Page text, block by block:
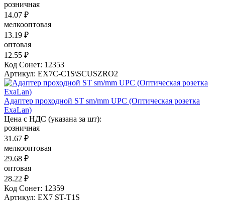
розничная
14.07 ₽
мелкооптовая
13.19 ₽
оптовая
12.55 ₽
Код Сонет: 12353
Артикул: EX7C-C1S\SCUSZRO2
Адаптер проходной ST sm/mm UPC (Оптическая розетка
ExaLan)
Цена с НДС (указана за шт):
розничная
31.67 ₽
мелкооптовая
29.68 ₽
оптовая
28.22 ₽
Код Сонет: 12359
Артикул: EX7 ST-T1S